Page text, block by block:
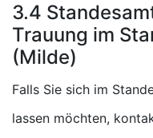
3.4
Trauung im
(Milde)
Falls Sie sich im
lassen möchten,